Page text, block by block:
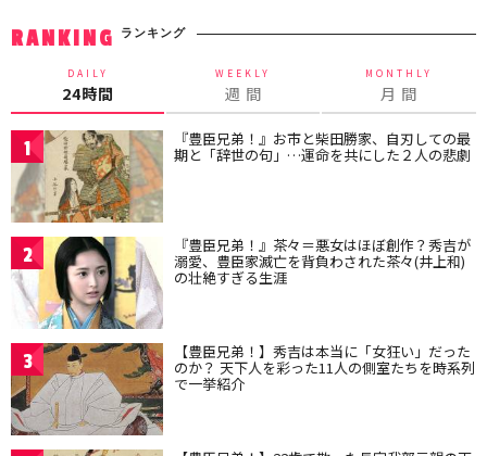
RANKING ランキング
DAILY
24時間
WEEKLY
週 間
MONTHLY
月 間
1 『豊臣兄弟！』お市と柴田勝家、自刃しての最
期と「辞世の句」…運命を共にした２人の悲劇
2 『豊臣兄弟！』茶々＝悪女はほぼ創作？秀吉が
溺愛、豊臣家滅亡を背負わされた茶々(井上和)
の壮絶すぎる生涯
3 【豊臣兄弟！】秀吉は本当に「女狂い」だった
のか？ 天下人を彩った11人の側室たちを時系列
で一挙紹介